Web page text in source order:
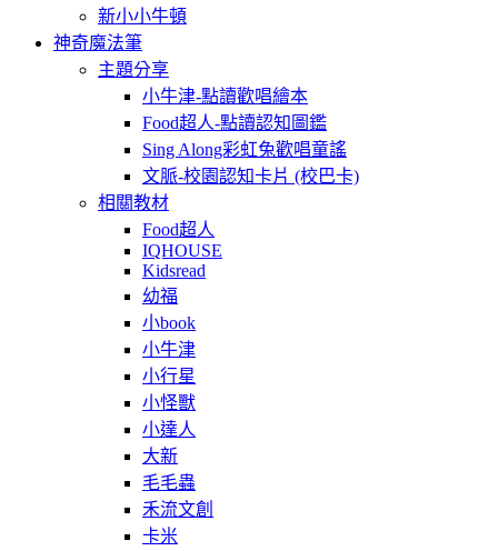
新小小牛頓
神奇魔法筆
主題分享
小牛津-點讀歡唱繪本
Food超人-點讀認知圖鑑
Sing Along彩虹兔歡唱童謠
文脈-校園認知卡片 (校巴卡)
相關教材
Food超人
IQHOUSE
Kidsread
幼福
小book
小牛津
小行星
小怪獸
小達人
大新
毛毛蟲
禾流文創
卡米